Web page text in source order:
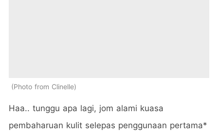
Photo from Clinelle
Haa.. tunggu apa lagi, jom alami kuasa
pembaharuan kulit selepas penggunaan pertama*